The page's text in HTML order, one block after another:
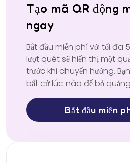
Tạo mã QR động
ngay
Bắt đầu miễn phí với tối đa
lượt quét sẽ hiển thị một
trước khi chuyển hướng.
bất cứ lúc nào để bỏ
Bắt đầu miễn